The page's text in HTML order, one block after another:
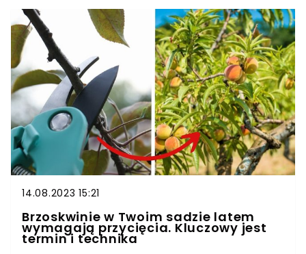
ogrodzie w sierpniu jest naprawdę wiele, a w tym
artykule zajmiemy się kilkoma z nich.Chociaż
noce w sierpniu zaczynają być coraz
chłodniejsze, to właśnie w sierpniu należy zająć
się największą ilością drzew i krzewów
owocowych. W tym artykule zajmiemy się tym,
jak zwalczyć owocówkę śliwkóweczkę.
14.08.2023 15:21
Brzoskwinie w Twoim sadzie latem
wymagają przycięcia. Kluczowy jest
termin i technika